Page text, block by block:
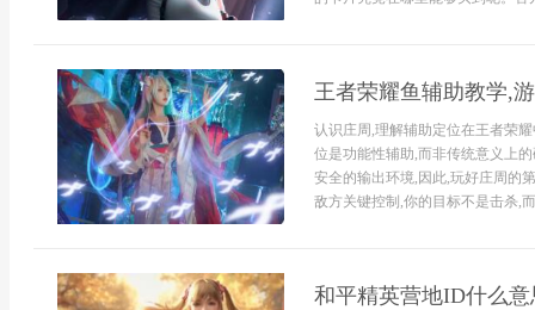
王者荣耀鱼辅助教学,
认识庄周,理解辅助定位在王者荣
位是功能性辅助,而非传统意义上
安全的输出环境,因此,玩好庄周的
敌方关键控制,你的目标不是击杀,
和平精英营地ID什么